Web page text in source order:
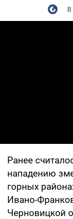
Ранее
нападению
горных
Ивано-
Черновицкой